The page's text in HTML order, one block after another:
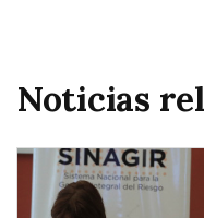
Noticias